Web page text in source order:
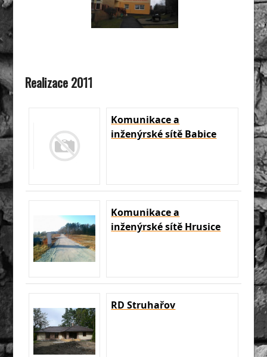
Realizace 2011
Komunikace a
inženýrské sítě Babice
Komunikace a
inženýrské sítě Hrusice
RD Struhařov